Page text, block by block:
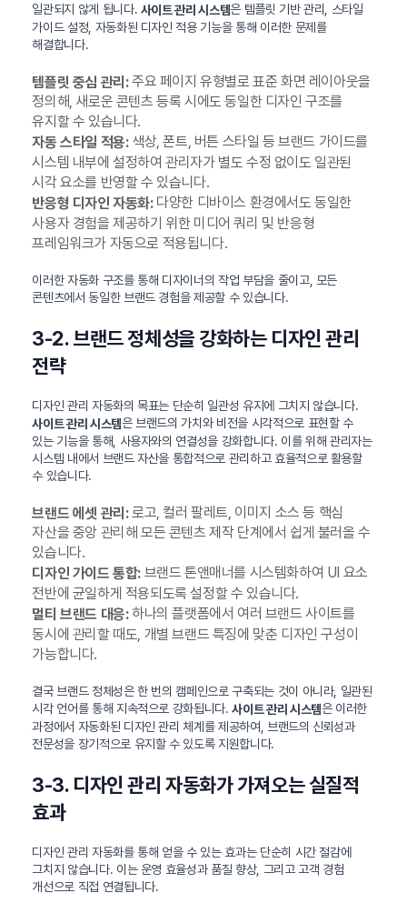
일관되지 않게 됩니다. 사이트 관리 시스템은 템플릿 기반 관리, 스타일
가이드 설정, 자동화된 디자인 적용 기능을 통해 이러한 문제를
해결합니다.
템플릿 중심 관리:주요 페이지 유형별로 표준 화면 레이아웃을
정의해, 새로운 콘텐츠 등록 시에도 동일한 디자인 구조를
유지할 수 있습니다.
자동 스타일 적용:색상, 폰트, 버튼 스타일 등 브랜드 가이드를
시스템 내부에 설정하여 관리자가 별도 수정 없이도 일관된
시각 요소를 반영할 수 있습니다.
반응형 디자인 자동화:다양한 디바이스 환경에서도 동일한
사용자 경험을 제공하기 위한 미디어 쿼리 및 반응형
프레임워크가 자동으로 적용됩니다.
이러한 자동화 구조를 통해 디자이너의 작업 부담을 줄이고, 모든
콘텐츠에서 동일한 브랜드 경험을 제공할 수 있습니다.
3-2. 브랜드 정체성을 강화하는 디자인 관리
전략
디자인 관리 자동화의 목표는 단순히 일관성 유지에 그치지 않습니다.
사이트 관리 시스템은 브랜드의 가치와 비전을 시각적으로 표현할 수
있는 기능을 통해, 사용자와의 연결성을 강화합니다. 이를 위해 관리자는
시스템 내에서 브랜드 자산을 통합적으로 관리하고 효율적으로 활용할
수 있습니다.
브랜드 에셋 관리:로고, 컬러 팔레트, 이미지 소스 등 핵심
자산을 중앙 관리해 모든 콘텐츠 제작 단계에서 쉽게 불러올 수
있습니다.
디자인 가이드 통합:브랜드 톤앤매너를 시스템화하여 UI 요소
전반에 균일하게 적용되도록 설정할 수 있습니다.
멀티 브랜드 대응:하나의 플랫폼에서 여러 브랜드 사이트를
동시에 관리할 때도, 개별 브랜드 특징에 맞춘 디자인 구성이
가능합니다.
결국 브랜드 정체성은 한 번의 캠페인으로 구축되는 것이 아니라, 일관된
시각 언어를 통해 지속적으로 강화됩니다.사이트 관리 시스템은 이러한
과정에서 자동화된 디자인 관리 체계를 제공하여, 브랜드의 신뢰성과
전문성을 장기적으로 유지할 수 있도록 지원합니다.
3-3. 디자인 관리 자동화가 가져오는 실질적
효과
디자인 관리 자동화를 통해 얻을 수 있는 효과는 단순히 시간 절감에
그치지 않습니다. 이는 운영 효율성과 품질 향상, 그리고 고객 경험
개선으로 직접 연결됩니다.